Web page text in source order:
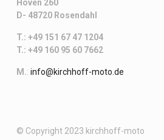
Höven 260
D- 48720 Rosendahl
T.: +49 151 67 47 1204
T.: +49 160 95 60 7662
M.: info@kirchhoff-moto.de
© Copyright 2023 kirchhoff-moto